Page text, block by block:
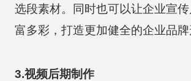
选段素材。同时也可以让企业宣
富多彩，打造更加健全的企业品牌
3.视频后期制作